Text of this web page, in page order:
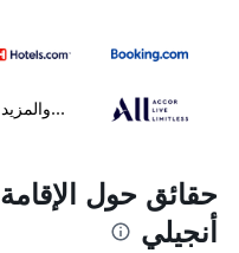
...والمزيد
حقائق حول
أنجيلي